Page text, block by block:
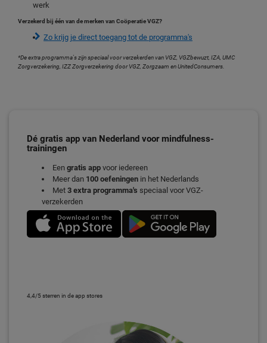
werk
Verzekerd bij één van de merken van Coöperatie VGZ?
Zo krijg je direct toegang tot de programma's
*De extra programma's zijn speciaal voor verzekerden van VGZ, VGZbewuzt, IZA, UMC
Zorgverzekering, IZZ Zorgverzekering door VGZ, Zorgzaam en UnitedConsumers.
Dé gratis app van Nederland voor mindfulness-
trainingen
Een gratis app voor iedereen
Meer dan 100 oefeningen in het Nederlands
Met 3 extra programma's speciaal voor VGZ-
verzekerden
4,4/5 sterren in de app stores